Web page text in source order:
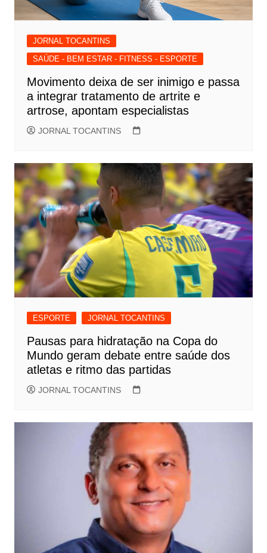
JORNAL TOCANTINS
SAÚDE - BEM ESTAR - FITNESS - ESPORTE
Movimento deixa de ser inimigo e passa
a integrar tratamento de artrite e
artrose, apontam especialistas
JORNAL TOCANTINS
ESPORTE JORNAL TOCANTINS
Pausas para hidratação na Copa do
Mundo geram debate entre saúde dos
atletas e ritmo das partidas
JORNAL TOCANTINS